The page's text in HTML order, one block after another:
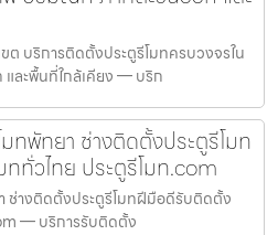
ต บริการติดตั้งประตูรีโมทครบวงจรใน
ละพื้นที่ใกล้เคียง — บริก
ทพัทยา ช่างติดตั้งประตูรีโมท
ทั่วไทย ประตูรีโมท.com
ช่างติดตั้งประตูรีโมทฝีมือดีรับติดตั้ง
— บริการรับติดตั้ง